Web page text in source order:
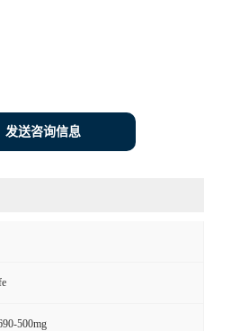
发送咨询信息
500mg